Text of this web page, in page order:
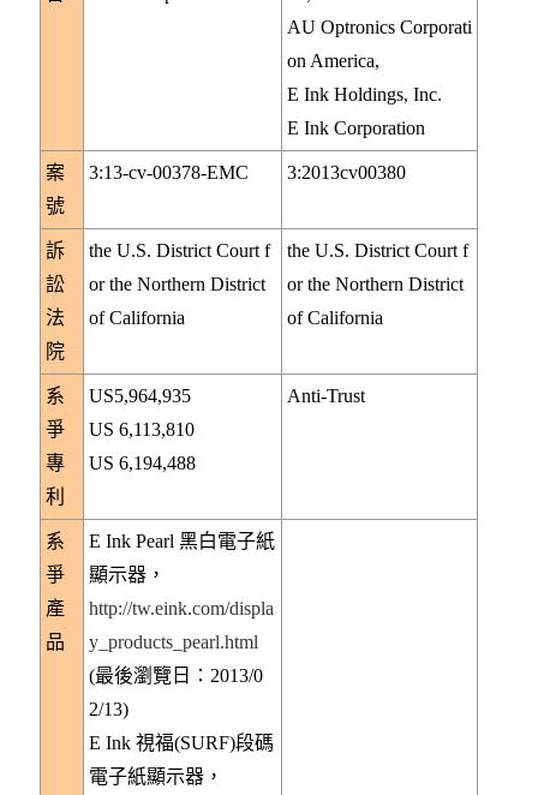
AU Optronics Corporati
on America,
E Ink Holdings, Inc.
E Ink Corporation
案
號
3:13-cv-00378-EMC 3:2013cv00380
訴
訟
法
院
the U.S. District Court f
or the Northern District
of California
the U.S. District Court f
or the Northern District
of California
系
爭
專
利
US5,964,935
US 6,113,810
US 6,194,488
Anti-Trust
系
爭
產
品
E Ink Pearl 黑白電子紙
顯示器，
http://tw.eink.com/displa
y_products_pearl.html
(最後瀏覽日：2013/0
2/13)
E Ink 視福(SURF)段碼
電子紙顯示器，